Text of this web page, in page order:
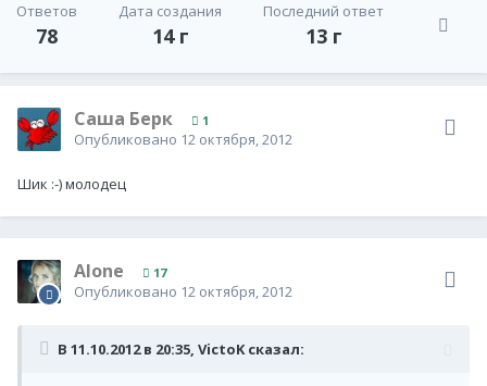
Ответов
78
Дата создания
14 г
Последний ответ
13 г
Саша Берк 1
Опубликовано 12 октября, 2012
Шик :-) молодец
Alone 17
Опубликовано 12 октября, 2012
В 11.10.2012 в 20:35, VictoK сказал: